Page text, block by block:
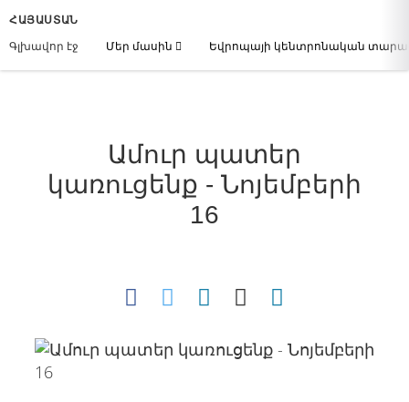
ՀԱՅԱՍՏԱՆ
Գլխավոր էջ
Մեր մասին Եվրոպայի կենտրոնական
Ամուր պատեր
կառուցենք - Նոյեմբերի
16